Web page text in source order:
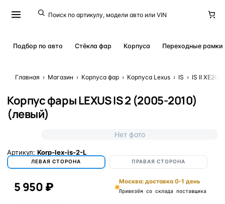
Подбор по авто Стёкла фар Корпуса Переходные рамки
Главная › Магазин › Корпуса фар › Корпуса Lexus › IS › IS II XE20
Корпус фары LEXUS IS 2 (2005-2010)
(левый)
Нет фото
Артикул: Korp-lex-is-2-L
ЛЕВАЯ СТОРОНА ПРАВАЯ СТОРОНА
5 950 ₽ Москва: доставка 0-1 день
Привезём со склада поставщика